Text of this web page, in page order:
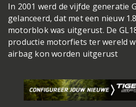
In 2001 werd de vijfde generatie
gelanceerd, dat met een nieuw
motorblok was uitgerust. De
productie motorfiets ter wereld
airbag kon worden uitgerust